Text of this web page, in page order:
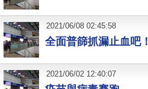
全面普篩抓漏止血吧！
2021/06/08 02:45:58
2021/06/02 12:40:07